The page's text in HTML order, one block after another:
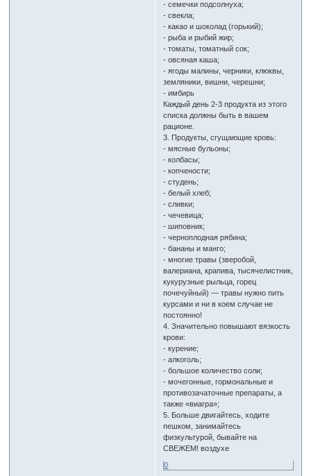
- семечки подсолнуха;
- свекла;
- какао и шоколад (горький);
- рыба и рыбий жир;
- томаты, томатный сок;
- овсяная каша;
- ягоды малины, черники, клюквы,
земляники, вишни, черешни;
- имбирь
Каждый день 2-3 продукта из этого
списка должны быть в вашем
рационе.
3. Продукты, сгущающие кровь:
- мясные бульоны;
- колбасы;
- копчености;
- студень;
- белый хлеб;
- сливки;
- чечевица;
- шиповник;
- черноплодная рябина;
- бананы и манго;
- многие травы (зверобой,
валериана, крапива, тысячелистник,
кукурузные рыльца, горец
почечуйный) — травы нужно пить
курсами и ни в коем случае не
постоянно!
4. Значительно повышают вязкость
крови:
- курение;
- алкоголь;
- большое количество соли;
- мочегонные, гормональные и
противозачаточные препараты, а
также «виагра»;
5. Больше двигайтесь, ходите
пешком, занимайтесь
физкультурой, бывайте на
СВЕЖЕМ! воздухе
0